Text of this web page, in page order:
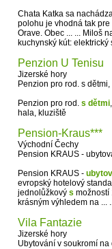
Chata Katka sa
polohu je vhodná tak
Orave. Obec ... ... Miloš
kuchynský kút:
Penzion U Tenisu
Jizerské hory
Penzion pro rod. s
Penzion pro rod. s dětmi
hala, kluziště
Pension-Kraus***
Východní Čechy
Pension KRAUS -
Pension KRAUS -
evropský hotelový
jednolůžkový s možností
krásným výhledem na ...
Vila Fantazie
Jizerské hory
Ubytování v soukromí